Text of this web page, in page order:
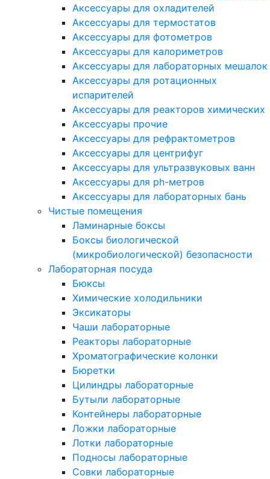
Аксессуары для охладителей
Аксессуары для термостатов
Аксессуары для фотометров
Аксессуары для калориметров
Аксессуары для лабораторных мешалок
Аксессуары для ротационных
испарителей
Аксессуары для реакторов химических
Аксессуары прочие
Аксессуары для рефрактометров
Аксессуары для центрифуг
Аксессуары для ультразвуковых ванн
Аксессуары для ph-метров
Аксессуары для лабораторных бань
Чистые помещения
Ламинарные боксы
Боксы биологической
(микробиологической) безопасности
Лабораторная посуда
Бюксы
Химические холодильники
Эксикаторы
Чаши лабораторные
Реакторы лабораторные
Хроматографические колонки
Бюретки
Цилиндры лабораторные
Бутыли лабораторные
Контейнеры лабораторные
Ложки лабораторные
Лотки лабораторные
Подносы лабораторные
Совки лабораторные